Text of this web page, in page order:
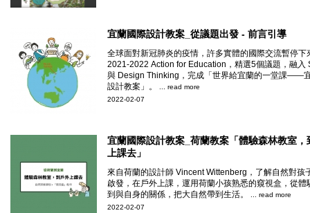
宜蘭國際設計教案_從議題出發 - 前言引導
全球面對新冠肺炎的疫情，許多實體的國際交流暫停下
2021-2022 Action for Education，精選5個議題，融入
與 Design Thinking，完成「世界給宜蘭的一堂課——
設計教案」。
... read more
2022-02-07
宜蘭國際設計教案_荷蘭教案「體驗森林教室，
上課去」
來自荷蘭的設計師 Vincent Wittenberg，了解⾃然對孩
啟發，在戶外上課，運用荷蘭小孩熟悉的窺視盒，從體
到與自身的關係，把大自然帶到生活。
... read more
2022-02-07